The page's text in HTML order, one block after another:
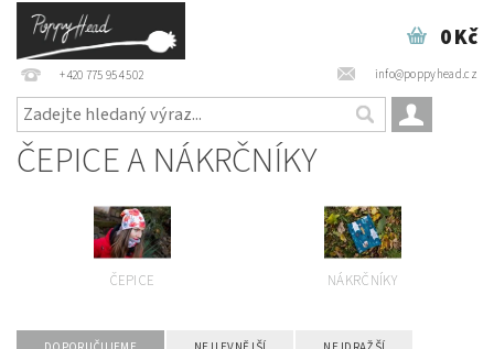
+420 775 954 502 info@poppyhead.cz
0 Kč
ČEPICE A NÁKRČNÍKY
ČEPICE NÁKRČNÍKY